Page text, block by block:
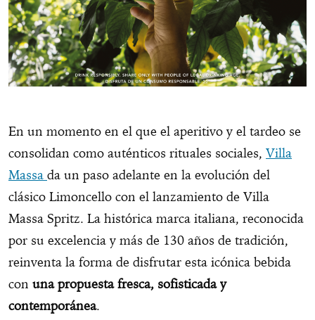
En un momento en el que el aperitivo y el tardeo se
consolidan como auténticos rituales sociales, Villa
Massa da un paso adelante en la evolución del
clásico Limoncello con el lanzamiento de Villa
Massa Spritz. La histórica marca italiana, reconocida
por su excelencia y más de 130 años de tradición,
reinventa la forma de disfrutar esta icónica bebida
con una propuesta fresca, sofisticada y
contemporánea.